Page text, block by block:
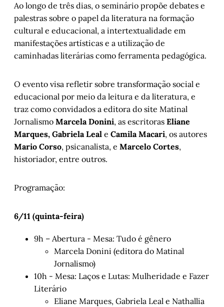
Ao longo de três dias, o seminário propõe debates e
palestras sobre o papel da literatura na formação
cultural e educacional, a intertextualidade em
manifestações artísticas e a utilização de
caminhadas literárias como ferramenta pedagógica.
O evento visa refletir sobre transformação social e
educacional por meio da leitura e da literatura, e
traz como convidados a editora do site Matinal
Jornalismo Marcela Donini, as escritoras Eliane
Marques, Gabriela Leal e Camila Macari, os autores
Mario Corso, psicanalista, e Marcelo Cortes,
historiador, entre outros.
Programação:
6/11 (quinta-feira)
9h – Abertura - Mesa: Tudo é gênero
Marcela Donini (editora do Matinal
Jornalismo)
10h - Mesa: Laços e Lutas: Mulheridade e Fazer
Literário
Eliane Marques, Gabriela Leal e Nathallia